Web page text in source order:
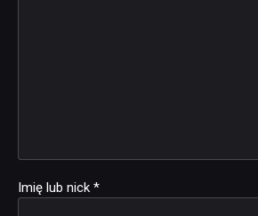
Imię lub nick *